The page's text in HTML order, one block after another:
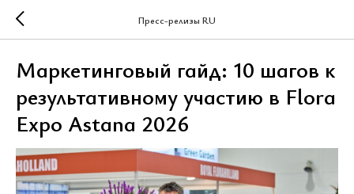
Пресс-релизы RU
Маркетинговый гайд: 10 шагов к
результативному участию в Flora
Expo Astana 2026